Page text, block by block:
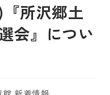
所沢郷土
会』につい